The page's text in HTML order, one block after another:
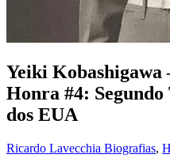
Yeiki Kobashigawa
Honra #4:
dos EUA
Ricardo Lavecchia Biografias,